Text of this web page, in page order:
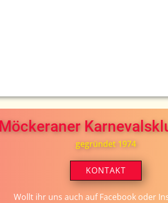
Möckeraner
gegründet 1974
KONTAKT
Wollt ihr uns auch auf Facebook oder